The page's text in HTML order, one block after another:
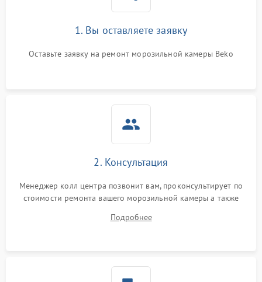
1. Вы оставляете заявку
Оставьте заявку на ремонт морозильной камеры Beko
2. Консультация
Менеджер колл центра позвонит вам, проконсультирует по
стоимости ремонта вашего морозильной камеры а также
Подробнее